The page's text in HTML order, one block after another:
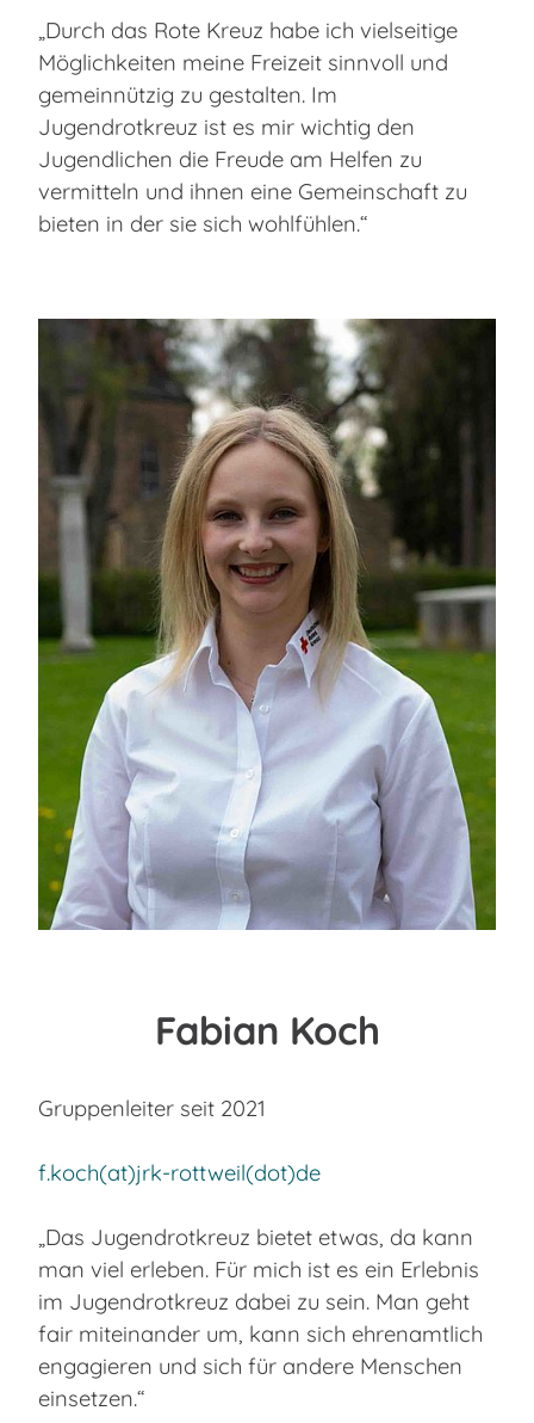
„Durch das Rote Kreuz habe ich vielseitige
Möglichkeiten meine Freizeit sinnvoll und
gemeinnützig zu gestalten. Im
Jugendrotkreuz ist es mir wichtig den
Jugendlichen die Freude am Helfen zu
vermitteln und ihnen eine Gemeinschaft zu
bieten in der sie sich wohlfühlen.“
Fabian Koch
Gruppenleiter seit 2021
f.koch(at)jrk-rottweil(dot)de
„Das Jugendrotkreuz bietet etwas, da kann
man viel erleben. Für mich ist es ein Erlebnis
im Jugendrotkreuz dabei zu sein. Man geht
fair miteinander um, kann sich ehrenamtlich
engagieren und sich für andere Menschen
einsetzen.“